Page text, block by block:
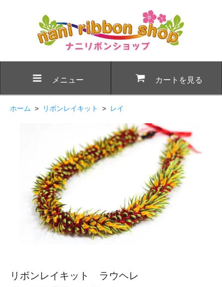
メニュー カートを見る
ホーム > リボンレイキット > レイ
リボンレイキット ラウヘレ